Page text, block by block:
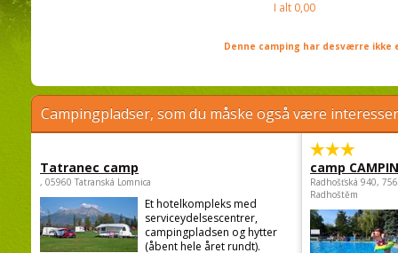
I alt 0,00
Denne camping har desværre
Campingpladser, som du måske også være
Tatranec camp
, 05960 Tatranská Lomnica
Et hotelkompleks med
serviceydelsescentrer,
campingpladsen og hytter
(åbent hele året rundt).
camp
Radhošťská 940,
Radhoštěm